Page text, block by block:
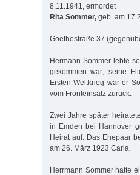
8.11.1941, ermordet
Rita Sommer, geb. am
Goethestraße 37
Hermann Sommer lebte
gekommen war; seine
Ersten Weltkrieg war er
vom Fronteinsatz zurück.
Zwei Jahre später
in Emden bei Hannover
Heirat auf. Das Ehepaar
am 26. März 1923 Carla.
Herrmann Sommer hatte